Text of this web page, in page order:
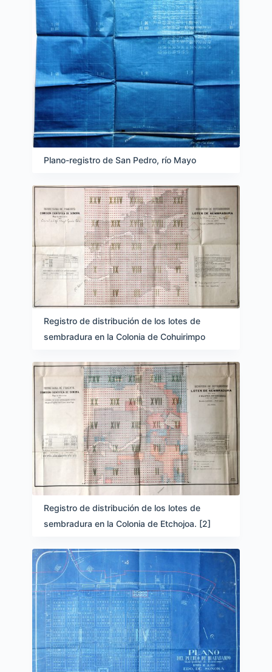
Plano-registro de San Pedro, río Mayo
Registro de distribución de los lotes de
sembradura en la Colonia de Cohuirimpo
Registro de distribución de los lotes de
sembradura en la Colonia de Etchojoa. [2]